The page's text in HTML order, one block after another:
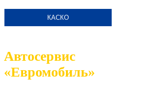
КАСКО
Автосервис
«Евромобиль»